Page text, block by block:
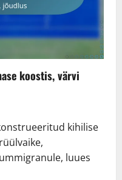
koostis, värvi
kihilise
luues